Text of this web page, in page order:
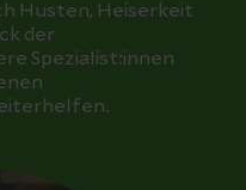
Husten, Heiserkeit
der
Spezialist:innen